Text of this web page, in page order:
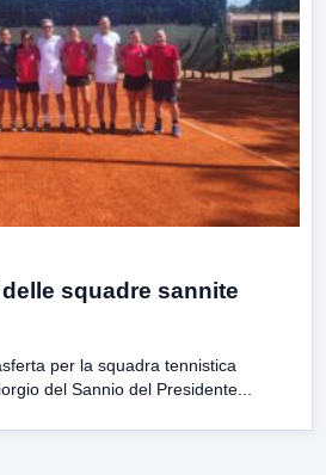
squadre sannite
per la squadra tennistica
del Sannio del Presidente...